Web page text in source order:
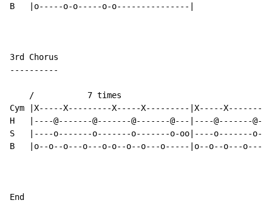
B   |o-----o-o-----o-o---------------|
3rd Chorus
----------
    /           7 times
Cym |X-----X---------X-----X---------|X-----
H   |----@-------@-------@-------@---|----@-------
S   |----o-------o-------o-------o-oo|----o-------
B   |o--o--o---o---o-o--o--o---o-----|o--o--o---o---
End